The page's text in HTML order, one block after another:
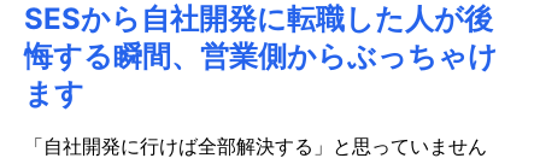
SESから自社開発に転職した人が後
悔する瞬間、営業側からぶっちゃけ
ます
「自社開発に行けば全部解決する」と思っていません